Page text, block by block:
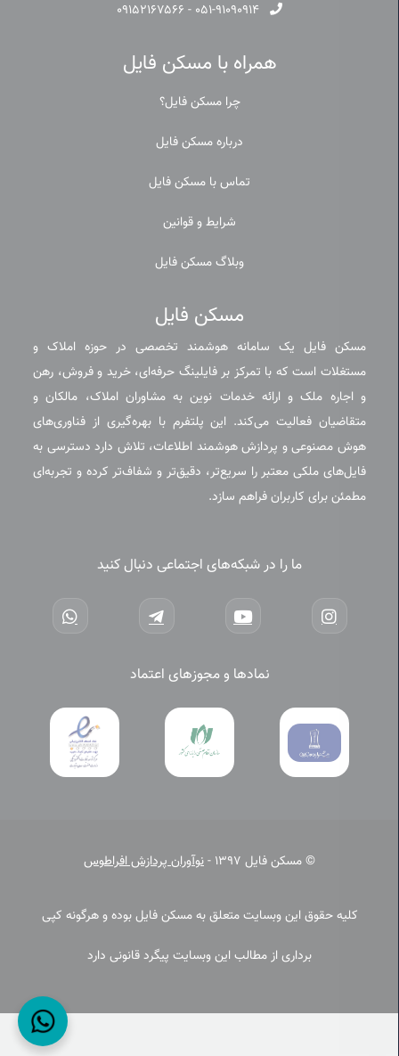
۰۵۱-۹۱۰۹۰۹۱۴ - ۰۹۱۵۲۱۶۷۵۶۶
همراه با مسکن فایل
چرا مسکن فایل؟
درباره مسکن فایل
تماس با مسکن فایل
شرایط و قوانین
وبلاگ مسکن فایل
مسکن فایل
مسکن فایل یک سامانه هوشمند تخصصی در حوزه املاک و
مستغلات است که با تمرکز بر فایلینگ حرفه‌ای، خرید و فروش، رهن
و اجاره ملک و ارائه خدمات نوین به مشاوران املاک، مالکان و
متقاضیان فعالیت می‌کند. این پلتفرم با بهره‌گیری از فناوری‌های
هوش مصنوعی و پردازش هوشمند اطلاعات، تلاش دارد دسترسی به
فایل‌های ملکی معتبر را سریع‌تر، دقیق‌تر و شفاف‌تر کرده و تجربه‌ای
مطمئن برای کاربران فراهم سازد.
ما را در شبکه‌های اجتماعی دنبال کنید
نمادها و مجوزهای اعتماد
© مسکن فایل 1397 - نوآوران پردازش افراطوس
کلیه حقوق این وبسایت متعلق به مسکن فایل بوده و هرگونه کپی
برداری از مطالب این وبسایت پیگرد قانونی دارد